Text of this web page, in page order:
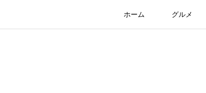
ホーム グルメ